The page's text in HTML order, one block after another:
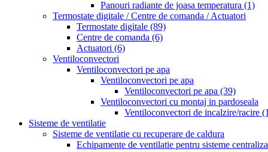
Panouri radiante de joasa temperatura (1)
Termostate digitale / Centre de comanda / Actuatori
Termostate digitale (89)
Centre de comanda (6)
Actuatori (6)
Ventiloconvectori
Ventiloconvectori pe apa
Ventiloconvectori pe apa
Ventiloconvectori pe apa (39)
Ventiloconvectori cu montaj in pardoseala
Ventiloconvectori de incalzire/racire
Sisteme de ventilatie
Sisteme de ventilatie cu recuperare de caldura
Echipamente de ventilatie pentru sisteme